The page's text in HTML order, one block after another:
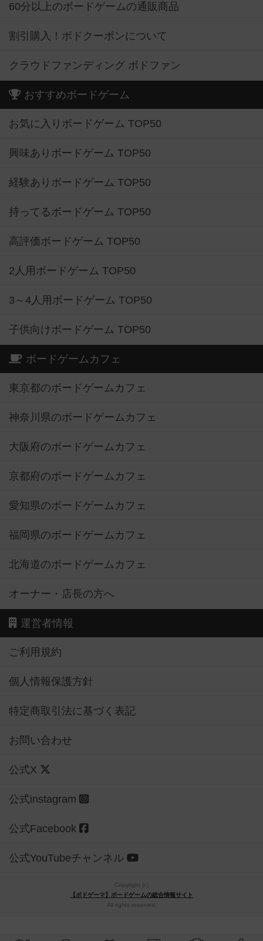
60分以上のボードゲームの通販商品
割引購入！ボドクーポンについて
クラウドファンディング ボドファン
おすすめボードゲーム
お気に入りボードゲーム TOP50
興味ありボードゲーム TOP50
経験ありボードゲーム TOP50
持ってるボードゲーム TOP50
高評価ボードゲーム TOP50
2人用ボードゲーム TOP50
3～4人用ボードゲーム TOP50
子供向けボードゲーム TOP50
ボードゲームカフェ
東京都のボードゲームカフェ
神奈川県のボードゲームカフェ
大阪府のボードゲームカフェ
京都府のボードゲームカフェ
愛知県のボードゲームカフェ
福岡県のボードゲームカフェ
北海道のボードゲームカフェ
オーナー・店長の方へ
運営者情報
ご利用規約
個人情報保護方針
特定商取引法に基づく表記
お問い合わせ
公式X
公式instagram
公式Facebook
公式YouTubeチャンネル
Copyright (c)
【ボドゲーマ】ボードゲームの総合情報サイト
All rights reserved.